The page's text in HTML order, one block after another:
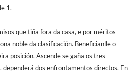
1.
que tiña fora da casa, e por méritos
noble da clasificación. Beneficianlle o
posición. Ascende se gaña os tres
dependerá dos enfrontamentos directos. En